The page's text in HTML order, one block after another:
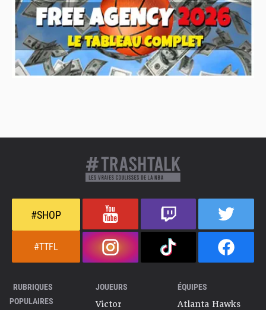
#SHOP
#TTFL
RUBRIQUES
POPULAIRES
JOUEURS
Victor
ÉQUIPES
Atlanta Hawks